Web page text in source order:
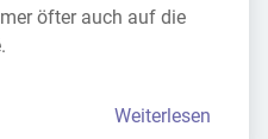
öfter auch auf die
Weiterlesen